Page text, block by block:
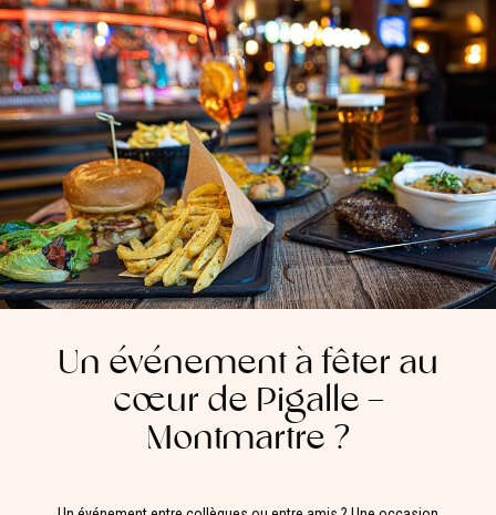
Un événement à fêter au
cœur de Pigalle –
Montmartre ?